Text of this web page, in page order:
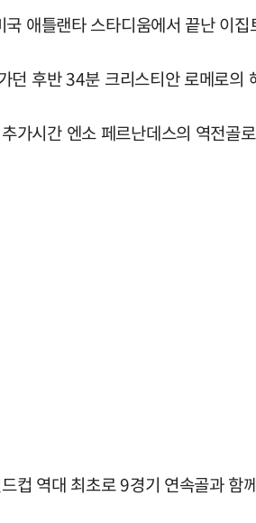
국 애틀랜타 스타디움에서 끝난 이
던 후반 34분 크리스티안 로메로
가시간 엔소 페르난데스의 역전골
컵 역대 최초로 9경기 연속골과 함